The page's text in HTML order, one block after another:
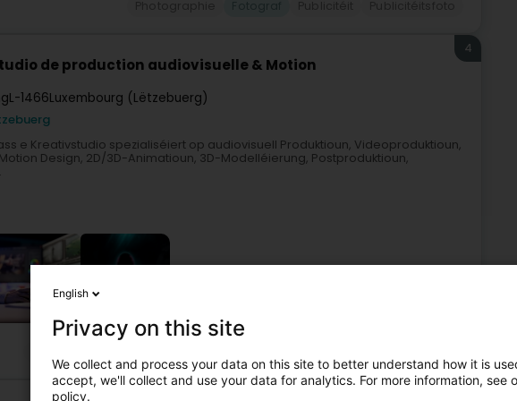
de production audiovisuelle & Motion
L-1466Luxembourg (Lëtzebuerg)
4
e Kreativstudio spezialiséiert op audiovisuell Produktioun, Videoproduktioun,
Design, 2D/3D-Animatioun, 3D-Modelléierung, Postproduktioun,
English
Privacy on this site
We collect and process your data on this site to better understand how it is
accept, we'll collect and use your data for analytics. For more information, see
policy.